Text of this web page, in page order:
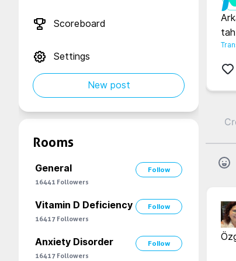
Scoreboard
Settings
New post
Rooms
General
Follow
16441 Followers
Vitamin D Deficiency
Follow
16417 Followers
Anxiety Disorder
Follow
16417 Followers